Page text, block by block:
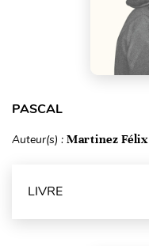
PASCAL
Auteur(s) : Martinez Félix
LIVRE